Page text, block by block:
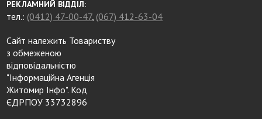
РЕКЛАМНИЙ ВІДДІЛ:
тел.: (0412) 47-00-47, (067) 412-63-04
Сайт належить Товариству
з обмеженою
відповідальністю
"Інформаційна Агенція
Житомир Інфо". Код
ЄДРПОУ 33732896